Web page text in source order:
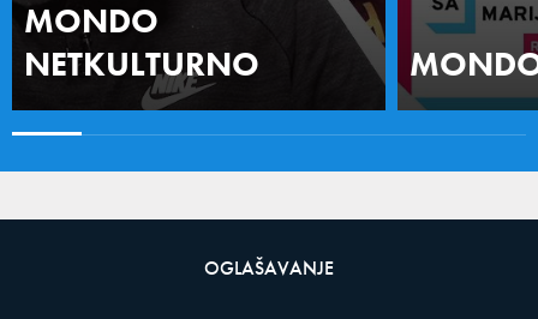
MONDO
NETKULTURNO
OGLAŠAVANJE